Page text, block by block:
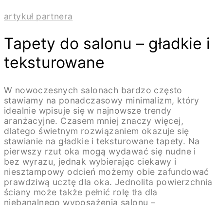
artykuł partnera
Tapety do salonu – gładkie i
teksturowane
W nowoczesnych salonach bardzo często
stawiamy na ponadczasowy minimalizm, który
idealnie wpisuje się w najnowsze trendy
aranżacyjne. Czasem mniej znaczy więcej,
dlatego świetnym rozwiązaniem okazuje się
stawianie na gładkie i teksturowane tapety. Na
pierwszy rzut oka mogą wydawać się nudne i
bez wyrazu, jednak wybierając ciekawy i
niesztampowy odcień możemy obie zafundować
prawdziwą ucztę dla oka. Jednolita powierzchnia
ściany może także pełnić rolę tła dla
niebanalnego wyposażenia salonu –